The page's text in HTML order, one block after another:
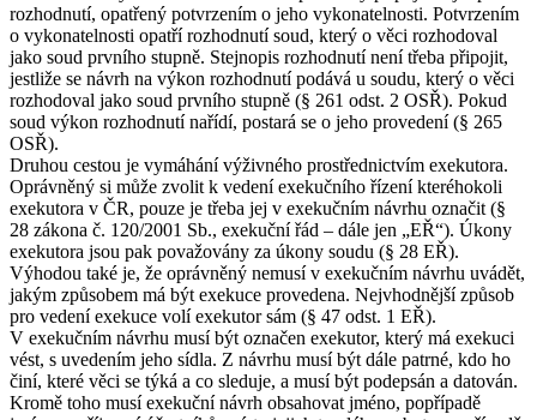
rozhodnutí, opatřený potvrzením o jeho vykonatelnosti. Potvrzením
o vykonatelnosti opatří rozhodnutí soud, který o věci rozhodoval
jako soud prvního stupně. Stejnopis rozhodnutí není třeba připojit,
jestliže se návrh na výkon rozhodnutí podává u soudu, který o věci
rozhodoval jako soud prvního stupně (§ 261 odst. 2 OSŘ). Pokud
soud výkon rozhodnutí nařídí, postará se o jeho provedení (§ 265
OSŘ).
Druhou cestou je vymáhání výživného prostřednictvím exekutora.
Oprávněný si může zvolit k vedení exekučního řízení kteréhokoli
exekutora v ČR, pouze je třeba jej v exekučním návrhu označit (§
28 zákona č. 120/2001 Sb., exekuční řád – dále jen „EŘ“). Úkony
exekutora jsou pak považovány za úkony soudu (§ 28 EŘ).
Výhodou také je, že oprávněný nemusí v exekučním návrhu uvádět,
jakým způsobem má být exekuce provedena. Nejvhodnější způsob
pro vedení exekuce volí exekutor sám (§ 47 odst. 1 EŘ).
V exekučním návrhu musí být označen exekutor, který má exekuci
vést, s uvedením jeho sídla. Z návrhu musí být dále patrné, kdo ho
činí, které věci se týká a co sleduje, a musí být podepsán a datován.
Kromě toho musí exekuční návrh obsahovat jméno, popřípadě